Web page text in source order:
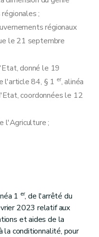
;
régionaux
le 21 septembre
donné le 19
l'article 84, § 1 er, alinéa
coordonnées le 12
l'Agriculture ;
1 er, de l'arrêté du
2023 relatif aux
et aides de la
la conditionnalité, pour